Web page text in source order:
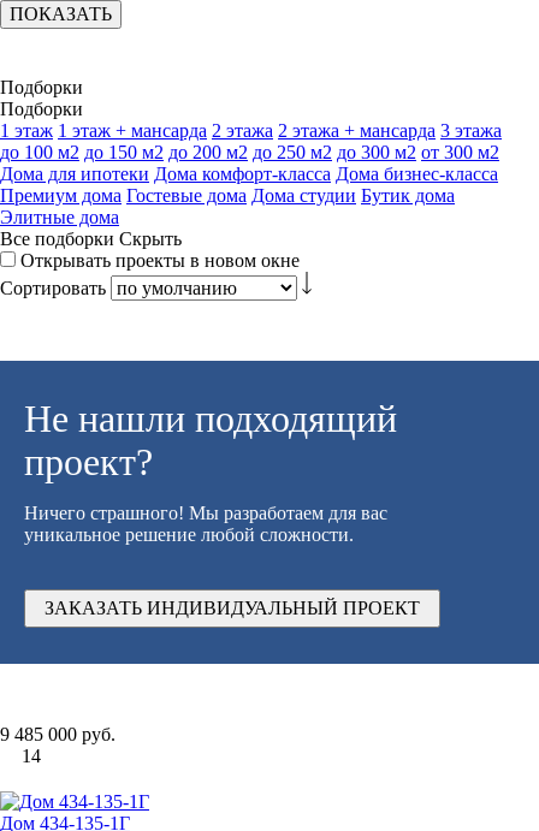
ПОКАЗАТЬ
Подборки
Подборки
1 этаж 1 этаж + мансарда 2 этажа 2 этажа + мансарда 3 этажа
до 100 м2 до 150 м2 до 200 м2 до 250 м2 до 300 м2 от 300 м2
Дома для ипотеки Дома комфорт-класса Дома бизнес-класса
Премиум дома Гостевые дома Дома студии Бутик дома
Элитные дома
Все подборки Скрыть
Открывать проекты в новом окне
Сортировать
Не нашли подходящий
проект?
Ничего страшного! Мы разработаем для вас
уникальное решение любой сложности.
ЗАКАЗАТЬ ИНДИВИДУАЛЬНЫЙ ПРОЕКТ
9 485 000 руб.
14
Дом 434-135-1Г